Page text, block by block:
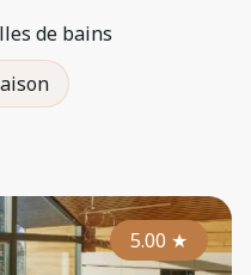
de bains
5.00 ★